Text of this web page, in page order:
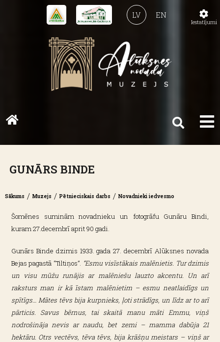
EN
LV
GUNĀRS BINDE
Sākums / Muzejs / Pētnieciskais darbs / Novadnieki iedvesmo
Šomēnes suminām novadnieku un fotogrāfu Gunāru Bindi,
kuram 27.decembrī aprit 90 gadi.
Gunārs Binde dzimis 1933. gada 27. decembrī Alūksnes novada
Bejas pagastā “Tiltiņos”. “Esmu visīstākais malēnietis. Tur dzimis
un visu mūžu runājis ar malēniešu lauzto akcentu. Un arī
raksturs man ir kā īstam malēnietim – esmu neatlaidīgs un
spītīgs… Mātes tēvs bija kurpnieks, ļoti strādīgs, un līdz ar to arī
pārticis. Savus bērnus, tai skaitā manu māti Emmu, viņš
nodrošināja nevis ar naudu, bet zemi – mamma dabūja 21
hektāru. Otrs vectēvs, tēva tēvs, bija krāšņu meistars – viņš ar
Iestatījumi